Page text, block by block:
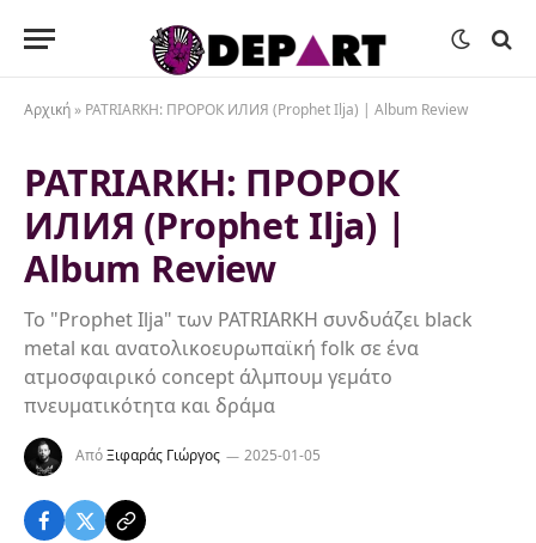
Αρχική » PATRIARKH: ПРОРОК ИЛИЯ (Prophet Ilja) | Album Review
PATRIARKH: ПРОРОК
ИЛИЯ (Prophet Ilja) |
Album Review
Το "Prophet Ilja" των PATRIARKH συνδυάζει black
metal και ανατολικοευρωπαϊκή folk σε ένα
ατμοσφαιρικό concept άλμπουμ γεμάτο
πνευματικότητα και δράμα
ΑπόΞιφαράς Γιώργος 2025-01-05